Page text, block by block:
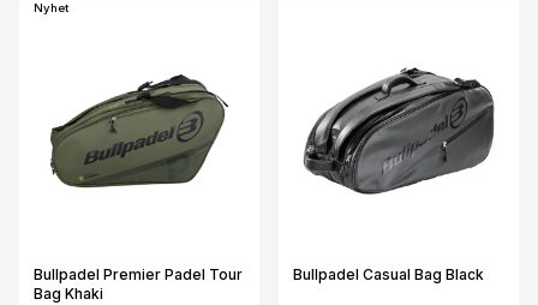
Nyhet
Bullpadel Premier Padel Tour
Bag Khaki
Bullpadel Casual Bag Black